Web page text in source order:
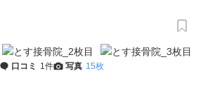
口コミ 1件 写真 15枚